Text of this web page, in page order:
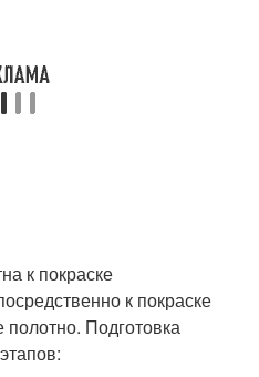
к покраске
к покраске
полотно. Подготовка